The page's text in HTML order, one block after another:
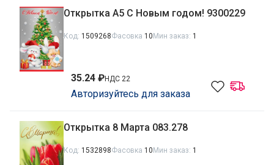
Открытка А5 С Новым годом! 9300229
Код: 1509268Фасовка 10 Мин заказ: 1
35.24 ₽НДС 22
Авторизуйтесь для заказа
Открытка 8 Марта 083.278
Код: 1532898Фасовка 10Мин заказ: 1